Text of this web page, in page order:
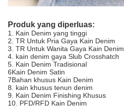
Produk yang diperluas:
1. Kain Denim yang tinggi
2. TR Untuk Pria Gaya Kain Denim
3. TR Untuk Wanita Gaya Kain Denim
4. kain denim gaya Slub Crosshatch
5. Kain Denim Tradisional
6Kain Denim Satin
7Bahan khusus Kain Denim
8. kain khusus tenun denim
9. Kain Denim Finishing Khusus
10. PFD/RFD Kain Denim